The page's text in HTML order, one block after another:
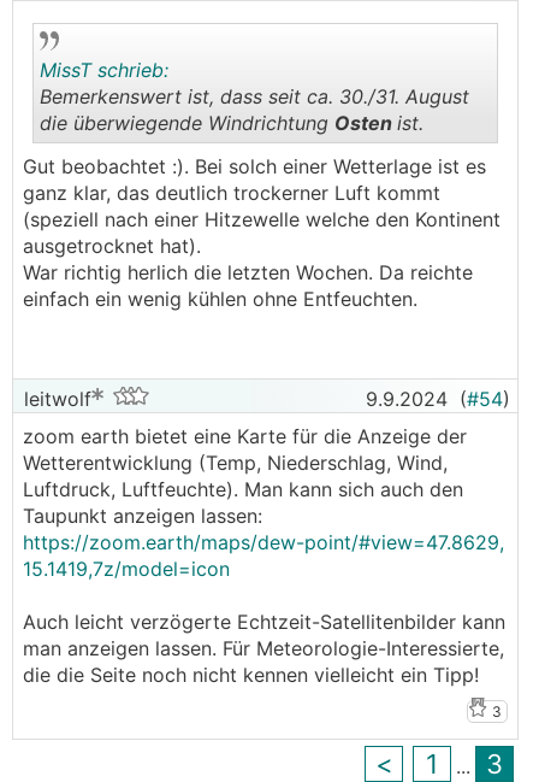
..
MissT schrieb:
Bemerkenswert ist, dass seit ca. 30./31. August
die überwiegende Windrichtung Osten ist.
Gut beobachtet :). Bei solch einer Wetterlage ist es
ganz klar, das deutlich trockerner Luft kommt
(speziell nach einer Hitzewelle welche den Kontinent
ausgetrocknet hat).
War richtig herlich die letzten Wochen. Da reichte
einfach ein wenig kühlen ohne Entfeuchten.
leitwolf 9.9.2024 (#54)
zoom earth bietet eine Karte für die Anzeige der
Wetterentwicklung (Temp, Niederschlag, Wind,
Luftdruck, Luftfeuchte). Man kann sich auch den
Taupunkt anzeigen lassen:
https://zoom.earth/maps/dew-point/#view=47.8629,
15.1419,7z/model=icon
Auch leicht verzögerte Echtzeit-Satellitenbilder kann
man anzeigen lassen. Für Meteorologie-Interessierte,
die die Seite noch nicht kennen vielleicht ein Tipp!
3
< 1 ... 3